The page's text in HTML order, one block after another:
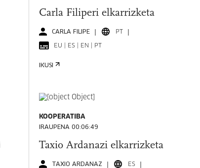
Carla Filiperi elkarrizketa
CARLA FILIPE PT
EU | ES | EN | PT
IKUSI
KOOPERATIBA
IRAUPENA 00:06:49
Taxio Ardanazi elkarrizketa
TAXIO ARDANAZ ES